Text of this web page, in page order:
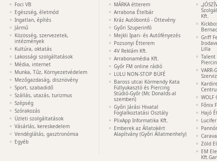
Foci VB
Egészség, életmód
Ingatlan, építés
Jármű
Közösség, szervezetek,
intézmények
Kultúra, oktatás
Lakossági szolgáltatások
Média, internet
Munka, Tűz, Környezetvédelem
Mezőgazdaság, disznövény
Sport, szabadidő
Szállás, utazás, turizmus
Szépség
Szórakozás
Üzleti szolgáltatások
Vásárlás, kereskedelem
Vendéglátás, gasztronómia
Egyéb
MÁRKA étterem
Arrabona Ételbár
Kráz Autóbontó - Öttevény
Győri Szuperinfó
Mejkli Ipari- és Autófényezés
Pozsonyi Étterem
4V Reklám Kft.
Arrabonamédia Kft.
Győr FM online rádió
LULU NON-STOP BÜFÉ
Baross utcai Körmendy Kata
Füllyukasztó és Piercing
Stúdió-Győr (Mc Donalds-al
szemben)
Győri Járási Hivatal
Foglalkoztatási Osztály
PlixApp Informatika Kft.
Emberek az Állatokért
Alapítvány (Győri Állatmenhely)
Kft.
Griff
Lilla
Talent
WOLF
Főnix
Hajó
Zöld
EM